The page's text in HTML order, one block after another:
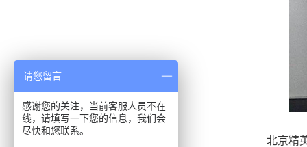
北京精
请您留言
感谢您的关注，当前客服人员不在
线，请填写一下您的信息，我们会
尽快和您联系。